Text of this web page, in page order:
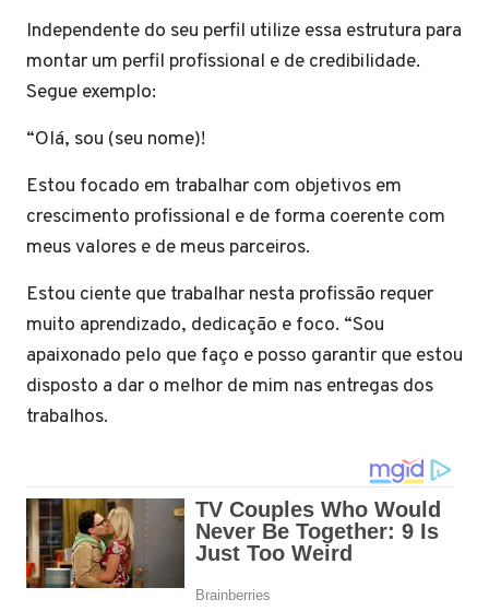
Independente do seu perfil utilize essa estrutura para
montar um perfil profissional e de credibilidade.
Segue exemplo:
“Olá, sou (seu nome)!
Estou focado em trabalhar com objetivos em
crescimento profissional e de forma coerente com
meus valores e de meus parceiros.
Estou ciente que trabalhar nesta profissão requer
muito aprendizado, dedicação e foco. “Sou
apaixonado pelo que faço e posso garantir que estou
disposto a dar o melhor de mim nas entregas dos
trabalhos.